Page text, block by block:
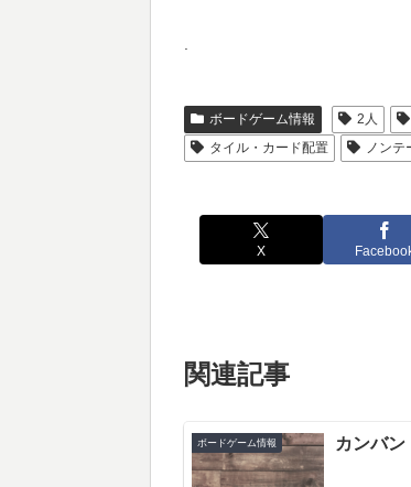
.
ボードゲーム情報 2人
タイル・カード配置
ノンテ
X
関連記事
ボードゲーム情報 カンバ